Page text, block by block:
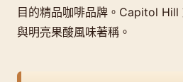
目的精品咖啡品牌。Capitol Hill
與明亮果酸風味著稱。